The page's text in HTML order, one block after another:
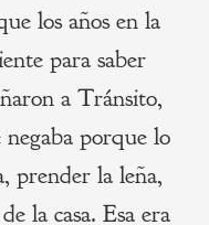
los años en la
para saber
a Tránsito,
negaba porque lo
prender la leña,
la casa. Esa era